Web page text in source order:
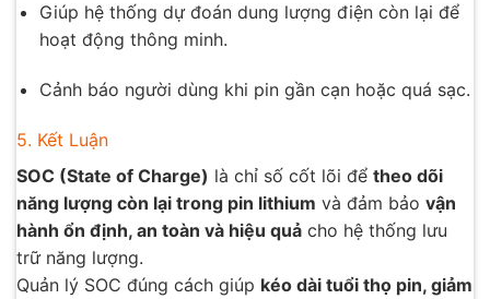
Giúp hệ thống dự đoán dung lượng điện còn lại để
hoạt động thông minh.
Cảnh báo người dùng khi pin gần cạn hoặc quá sạc.
5. Kết Luận
SOC (State of Charge) là chỉ số cốt lõi để theo dõi
năng lượng còn lại trong pin lithium và đảm bảo vận
hành ổn định, an toàn và hiệu quả cho hệ thống lưu
trữ năng lượng.
Quản lý SOC đúng cách giúp kéo dài tuổi thọ pin, giảm